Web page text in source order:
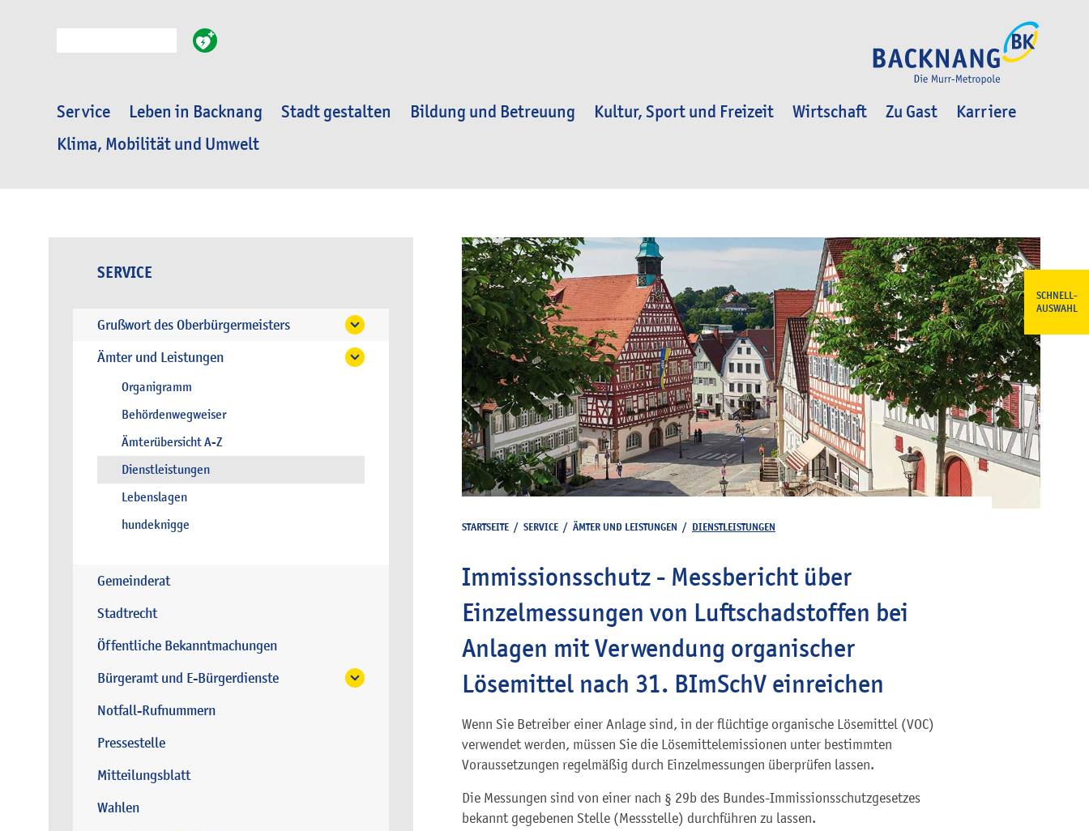
Service Leben in Backnang Stadt gestalten Bildung und Betreuung Kultur, Sport und Freizeit Wirtschaft Zu Gast
Karriere
Klima, Mobilität und Umwelt
SCHNELL-
AUSWAHL
SERVICE
Grußwort des Oberbürgermeisters
Ämter und Leistungen
Organigramm
Behördenwegweiser
Ämterübersicht A-Z
Dienstleistungen
Lebenslagen
hundeknigge
Gemeinderat
Stadtrecht
Öffentliche Bekanntmachungen
Bürgeramt und E-Bürgerdienste
Notfall-Rufnummern
Pressestelle
Mitteilungsblatt
Wahlen
STARTSEITE / SERVICE / ÄMTER UND LEISTUNGEN / DIENSTLEISTUNGEN
Immissionsschutz - Messbericht über
Einzelmessungen von Luftschadstoffen bei
Anlagen mit Verwendung organischer
Lösemittel nach 31. BImSchV einreichen
Wenn Sie Betreiber einer Anlage sind, in der flüchtige organische Lösemittel (VOC)
verwendet werden, müssen Sie die Lösemittelemissionen unter bestimmten
Voraussetzungen regelmäßig durch Einzelmessungen überprüfen lassen.
Die Messungen sind von einer nach § 29b des Bundes-Immissionsschutzgesetzes
bekannt gegebenen Stelle (Messstelle) durchführen zu lassen.